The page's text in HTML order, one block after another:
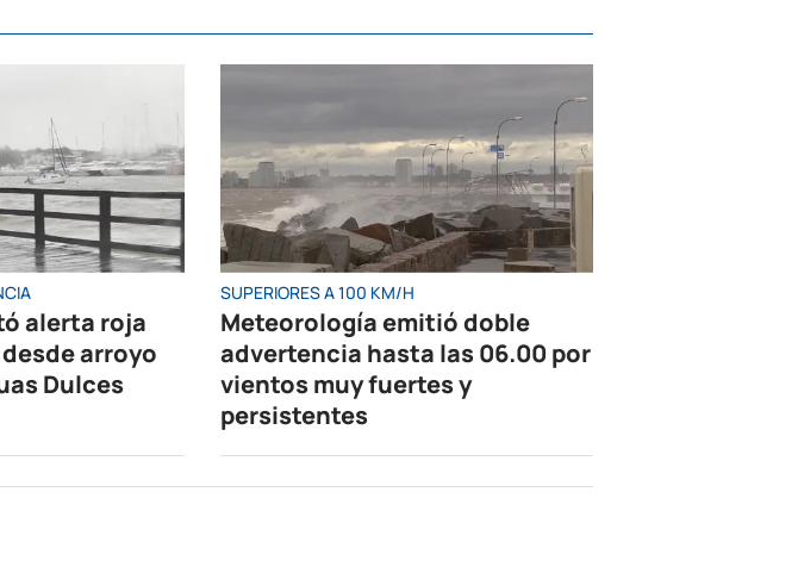
alerta roja
arroyo
Dulces
SUPERIORES A 100 KM/H
Meteorología emitió doble
advertencia hasta las 06.00 por
vientos muy fuertes y
persistentes